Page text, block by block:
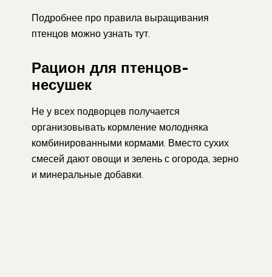
Подробнее про правила выращивания
птенцов можно узнать тут.
Рацион для птенцов-
несушек
Не у всех подворцев получается
организовывать кормление молодняка
комбинированными кормами. Вместо сухих
смесей дают овощи и зелень с огорода, зерно
и минеральные добавки.